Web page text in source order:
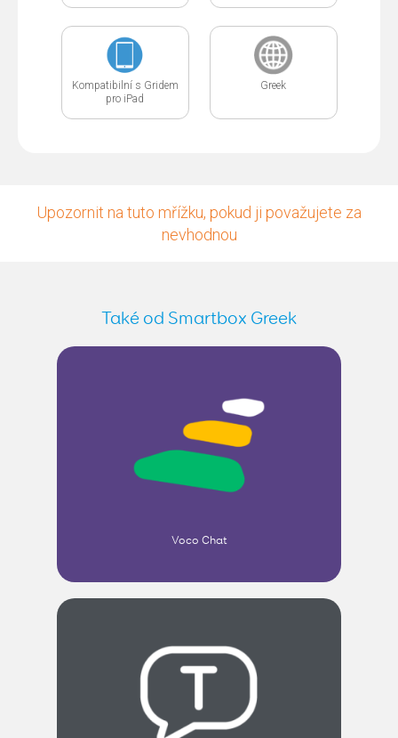
Kompatibilní s Gridem
pro iPad
Greek
Upozornit na tuto mřížku, pokud ji považujete za
nevhodnou
Také od Smartbox Greek
Voco Chat